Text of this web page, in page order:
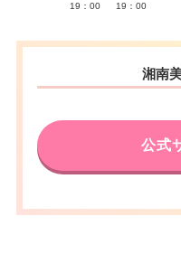
19：00
19：00
湘南
公式